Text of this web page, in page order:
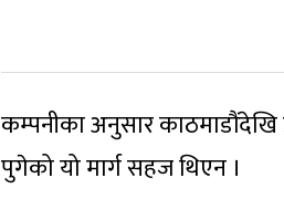
कम्पनीका अनुसार काठमाडौंदेखि
पुगेको यो मार्ग सहज थिएन ।